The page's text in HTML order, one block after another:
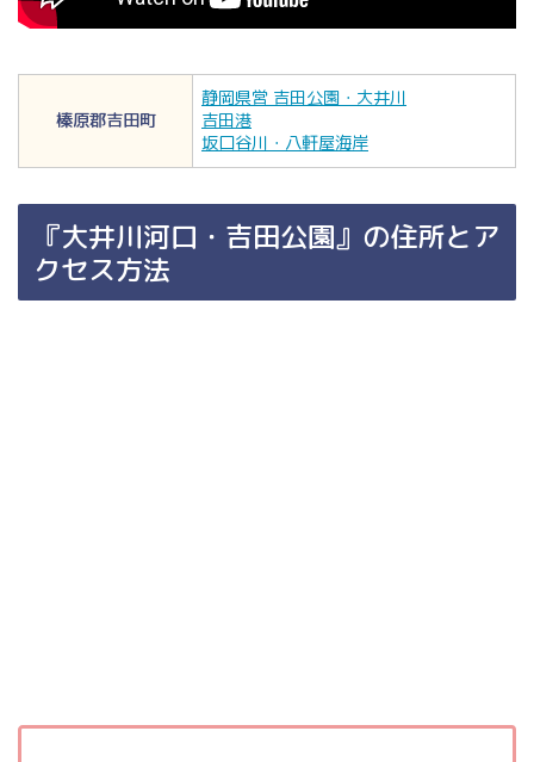
榛原郡吉田町
静岡県営 吉田公園・大井川
吉田港
坂口谷川・八軒屋海岸
『大井川河口・吉田公園』の住所とア
クセス方法